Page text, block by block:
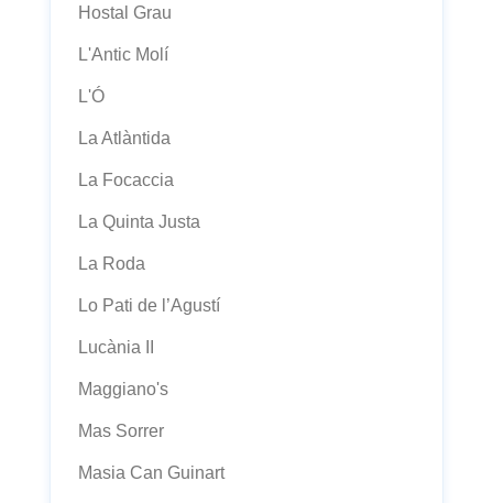
Hostal Grau
L'Antic Molí
L'Ó
La Atlàntida
La Focaccia
La Quinta Justa
La Roda
Lo Pati de l’Agustí
Lucània II
Maggiano's
Mas Sorrer
Masia Can Guinart